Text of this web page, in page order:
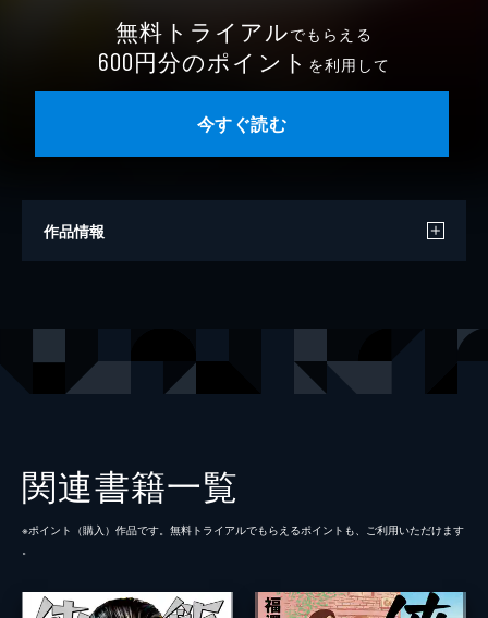
無料トライアルでもらえる
600円分のポイント を利用して
今すぐ読む
作品情報
漫画
関連書籍一覧
※ポイント（購⼊）作品です。無料トライアルでもらえるポイントも、ご利⽤いただけます
。